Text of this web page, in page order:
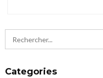
Categories